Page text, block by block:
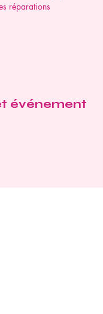
réparations
événement